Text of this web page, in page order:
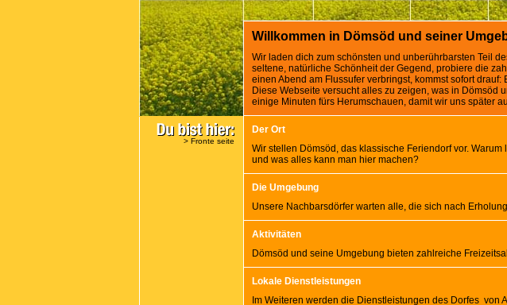
> Fronte seite
Willkommen in Dömsöd und seiner
Wir laden dich zum schönsten und unberührbarsten Teil
seltene, natürliche Schönheit der Gegend, probiere die
einen Abend am Flussufer verbringst, kommst sofort drauf:
Diese Webseite versucht alles zu zeigen, was in Dömsöd
einige Minuten fürs Herumschauen, damit wir uns später
Der Ort
Wir stellen Dömsöd, das klassische Feriendorf vor. Warum
und was alles kann man hier machen?
Die Umgebung
Unsere Nachbarsdörfer warten alle, die sich nach
Aktivitäten
Dömsöd und seine Umgebung bieten zahlreiche
Lokale Dienstleistungen
Im Weiteren werden die Dienstleistungen des Dorfes von